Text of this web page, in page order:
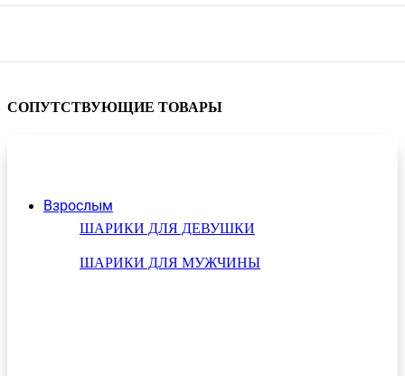
Взрослым
ШАРИКИ ДЛЯ ДЕВУШКИ
ШАРИКИ ДЛЯ МУЖЧИНЫ
СОПУТСТВУЮЩИЕ ТОВАРЫ